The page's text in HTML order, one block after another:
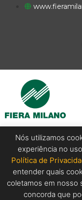
Copyright @ 2024
Nós utilizamos
experiência no
Política de
entender quais
coletamos em nosso
concorda que